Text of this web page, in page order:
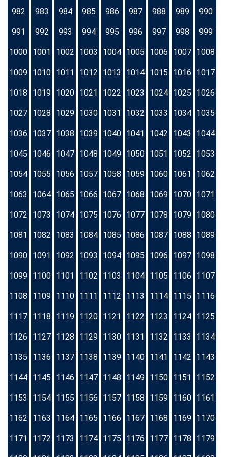
982 983 984 985 986 987 988 989 990
991 992 993 994 995 996 997 998 999
1000 1001 1002 1003 1004 1005 1006 1007 1008
1009 1010 1011 1012 1013 1014 1015 1016 1017
1018 1019 1020 1021 1022 1023 1024 1025 1026
1027 1028 1029 1030 1031 1032 1033 1034 1035
1036 1037 1038 1039 1040 1041 1042 1043 1044
1045 1046 1047 1048 1049 1050 1051 1052 1053
1054 1055 1056 1057 1058 1059 1060 1061 1062
1063 1064 1065 1066 1067 1068 1069 1070 1071
1072 1073 1074 1075 1076 1077 1078 1079 1080
1081 1082 1083 1084 1085 1086 1087 1088 1089
1090 1091 1092 1093 1094 1095 1096 1097 1098
1099 1100 1101 1102 1103 1104 1105 1106 1107
1108 1109 1110 1111 1112 1113 1114 1115 1116
1117 1118 1119 1120 1121 1122 1123 1124 1125
1126 1127 1128 1129 1130 1131 1132 1133 1134
1135 1136 1137 1138 1139 1140 1141 1142 1143
1144 1145 1146 1147 1148 1149 1150 1151 1152
1153 1154 1155 1156 1157 1158 1159 1160 1161
1162 1163 1164 1165 1166 1167 1168 1169 1170
1171 1172 1173 1174 1175 1176 1177 1178 1179